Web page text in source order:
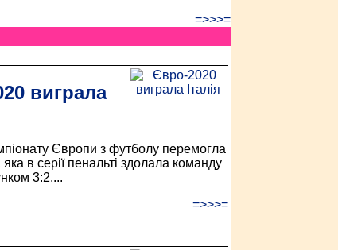
=>>>=
виграла
Європи з футболу перемогла
яка в серії пенальті здолала команду
3:2....
=>>>=